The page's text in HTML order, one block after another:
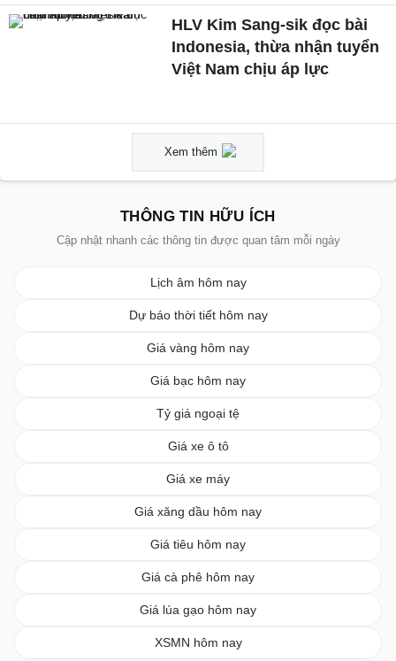
HLV Kim Sang-sik đọc bài
Indonesia, thừa nhận tuyển
Việt Nam chịu áp lực
Xem thêm
THÔNG TIN HỮU ÍCH
Cập nhật nhanh các thông tin được quan tâm mỗi ngày
Lịch âm hôm nay
Dự báo thời tiết hôm nay
Giá vàng hôm nay
Giá bạc hôm nay
Tỷ giá ngoại tệ
Giá xe ô tô
Giá xe máy
Giá xăng dầu hôm nay
Giá tiêu hôm nay
Giá cà phê hôm nay
Giá lúa gạo hôm nay
XSMN hôm nay